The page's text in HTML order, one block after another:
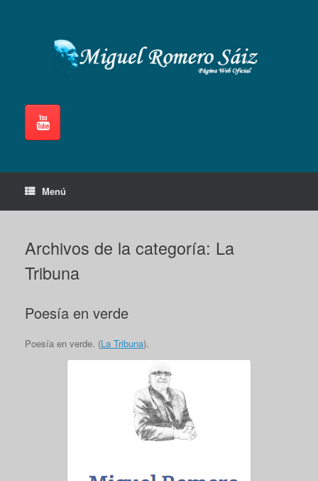
Menú
Archivos de la categoría: La
Tribuna
Poesía en verde
Poesía en verde. (La Tribuna).